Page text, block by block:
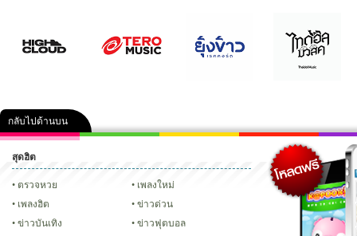
กลับไปด้านบน
คลิป ภาพ ปฏิทิน 2556 เฟซบุ๊ก ทวิ
Glitter
สุดฮิต
ตรวจหวย
เพลงใหม่
เพลงฮิต
ข่าวด่วน
ข่าวบันเทิง
ข่าวฟุตบอล